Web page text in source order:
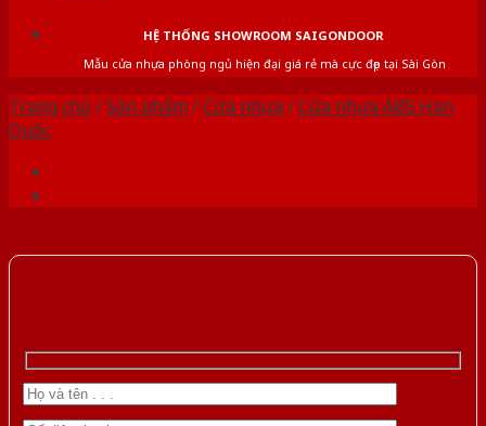
HỆ THỐNG SHOWROOM SAIGONDOOR
Mẫu cửa nhựa phòng ngủ hiện đại giá rẻ mà cực đẹp tại Sài Gòn
Trang chủ /Sản phẩm /Cửa nhựa /Cửa nhựa ABS Hàn
Quốc